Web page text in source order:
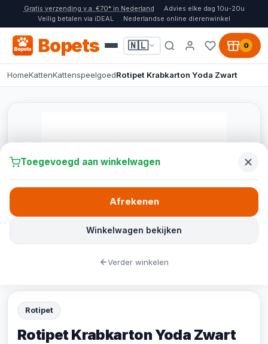
Gratis verzending v.a. €70* in Nederland
Advies elke dag 10u-20u
Veilig betalen via iDEAL
Nederlandse online dierenwinkel
Bopets 🇳🇱 0
HomeKattenKattenspeelgoedRotipet Krabkarton Yoda Zwart
Rotipet
Rotipet Krabkarton Yoda Zwart
Toegevoegd aan winkelwagen
Winkelwagen bekijken
Afrekenen
Verder winkelen